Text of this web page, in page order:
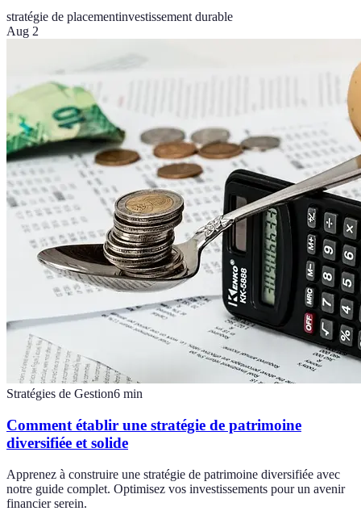
stratégie de placementinvestissement durable
Aug 2
Stratégies de Gestion6 min
Comment établir une stratégie de patrimoine
diversifiée et solide
Apprenez à construire une stratégie de patrimoine diversifiée avec
notre guide complet. Optimisez vos investissements pour un avenir
financier serein.